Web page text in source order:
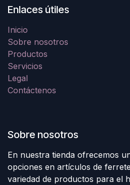
Enlaces útiles
Inicio
Sobre nosotros
Productos
Servicios
Legal
Contáctenos
Sobre nosotros
En nuestra tienda ofrecemos
opciones en artículos de
variedad de productos para el